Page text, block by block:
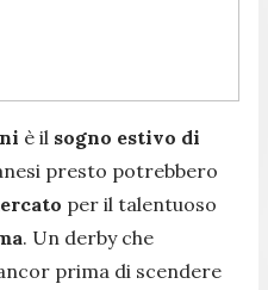
è il sogno estivo di
presto potrebbero
per il talentuoso
. Un derby che
prima di scendere